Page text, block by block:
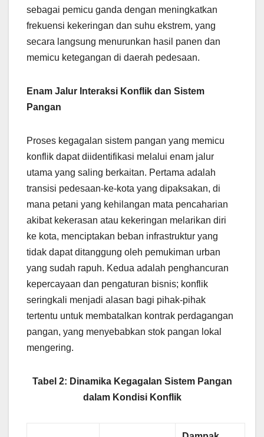
sebagai pemicu ganda dengan meningkatkan
frekuensi kekeringan dan suhu ekstrem, yang
secara langsung menurunkan hasil panen dan
memicu ketegangan di daerah pedesaan.
Enam Jalur Interaksi Konflik dan Sistem
Pangan
Proses kegagalan sistem pangan yang memicu
konflik dapat diidentifikasi melalui enam jalur
utama yang saling berkaitan. Pertama adalah
transisi pedesaan-ke-kota yang dipaksakan, di
mana petani yang kehilangan mata pencaharian
akibat kekerasan atau kekeringan melarikan diri
ke kota, menciptakan beban infrastruktur yang
tidak dapat ditanggung oleh pemukiman urban
yang sudah rapuh. Kedua adalah penghancuran
kepercayaan dan pengaturan bisnis; konflik
seringkali menjadi alasan bagi pihak-pihak
tertentu untuk membatalkan kontrak perdagangan
pangan, yang menyebabkan stok pangan lokal
mengering.
Tabel 2: Dinamika Kegagalan Sistem Pangan
dalam Kondisi Konflik